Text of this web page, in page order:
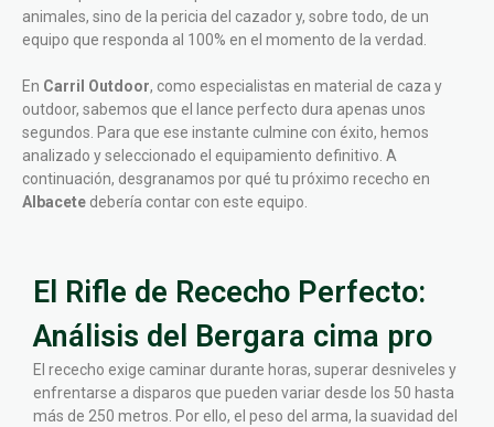
animales, sino de la pericia del cazador y, sobre todo, de un
equipo que responda al 100% en el momento de la verdad.
En Carril Outdoor, como especialistas en material de caza y
outdoor, sabemos que el lance perfecto dura apenas unos
segundos. Para que ese instante culmine con éxito, hemos
analizado y seleccionado el equipamiento definitivo. A
continuación, desgranamos por qué tu próximo rececho en
Albacete debería contar con este equipo.
El Rifle de Rececho Perfecto:
Análisis del Bergara cima pro
El rececho exige caminar durante horas, superar desniveles y
enfrentarse a disparos que pueden variar desde los 50 hasta
más de 250 metros. Por ello, el peso del arma, la suavidad del